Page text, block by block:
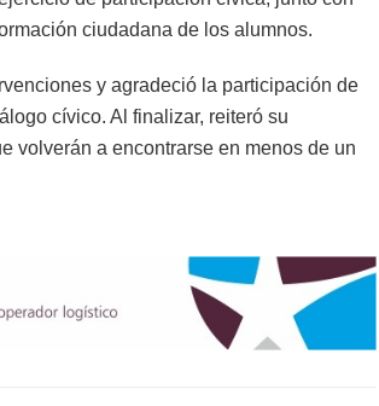
ciudadana de los alumnos.
y agradeció la participación de
cívico. Al finalizar, reiteró su
volverán a encontrarse en menos de un